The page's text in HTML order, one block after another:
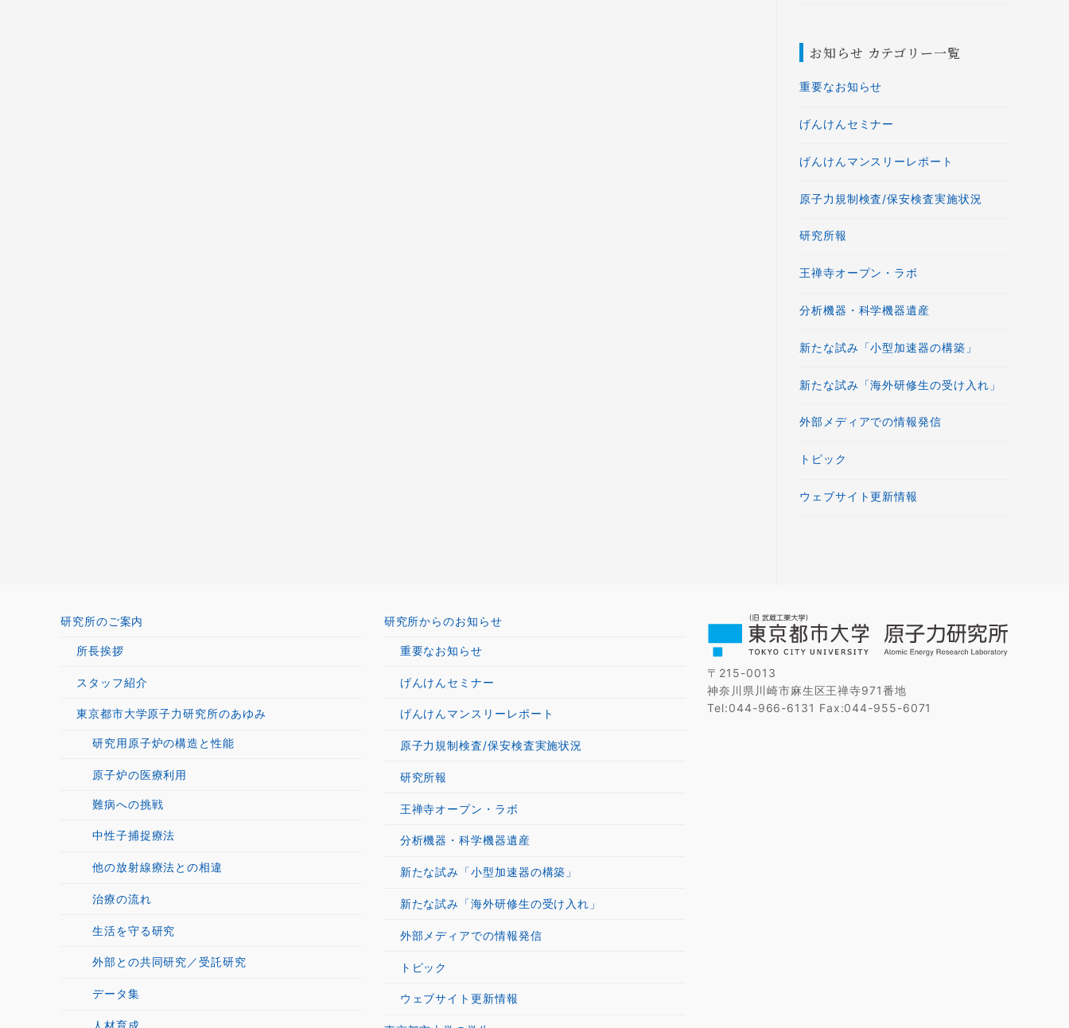
お知らせ カテゴリー一覧
重要なお知らせ
げんけんセミナー
げんけんマンスリーレポート
原子力規制検査/保安検査実施状況
研究所報
王禅寺オープン・ラボ
分析機器・科学機器遺産
新たな試み「小型加速器の構築」
新たな試み「海外研修生の受け入れ」
外部メディアでの情報発信
トピック
ウェブサイト更新情報
研究所のご案内
所長挨拶
スタッフ紹介
東京都市大学原子力研究所のあゆみ
研究用原子炉の構造と性能
原子炉の医療利用
難病への挑戦
中性子捕捉療法
他の放射線療法との相違
治療の流れ
生活を守る研究
外部との共同研究／受託研究
データ集
人材育成
研究所からのお知らせ
重要なお知らせ
げんけんセミナー
げんけんマンスリーレポート
原子力規制検査/保安検査実施状況
研究所報
王禅寺オープン・ラボ
分析機器・科学機器遺産
新たな試み「小型加速器の構築」
新たな試み「海外研修生の受け入れ」
外部メディアでの情報発信
トピック
ウェブサイト更新情報
〒215-0013
神奈川県川崎市麻生区王禅寺971番地
Tel:044-966-6131 Fax:044-955-6071